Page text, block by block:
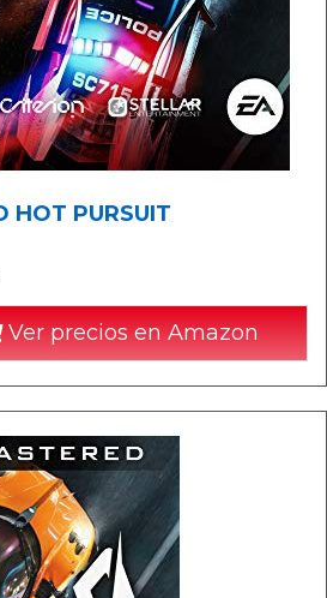
HOT PURSUIT
Ver precios en Amazon